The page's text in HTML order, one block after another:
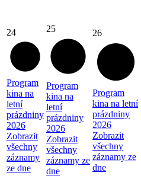
24
Program
kina na
letní
prázdniny
2026
Zobrazit
všechny
záznamy
ze dne
25
Program
kina na
letní
prázdniny
2026
Zobrazit
všechny
záznamy ze
dne
26
Program
kina na letní
prázdniny
2026
Zobrazit
všechny
záznamy ze
dne